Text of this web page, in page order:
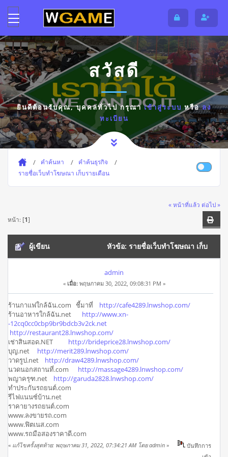
สวัสดี
ยินดีต้อนรับคุณ,บุคคลทั่วไปกรุณาเข้าสู่ระบบหรือลง
ทะเบียน
คำค้นหา
คำค้นธุรกิจ
รายชื่อเว็บทำโฆษณา เก็บรายเดือน
« หน้าที่แล้ว ต่อไป »
หน้า: [1]
ผู้เขียน หัวข้อ: รายชื่อเว็บทำโฆษณา เก็บ
admin
« เมื่อ:พฤษภาคม 30, 2022, 09:08:31 PM »
ร้านกาแฟใกล้ฉัน.com ชี้มาที่ http://cafe4289.lnwshop.com/
ร้านอาหารใกล้ฉัน.net http://www.xn-
-12cq0cc0cbp9br9bdcb3v2ck.net
http://restaurant28.lnwshop.com/
เช่าสินสอด.NET http://brideprice28.lnwshop.com/
บุญ.net http://merit289.lnwshop.com/
วาดรูป.net http://draw4289.lnwshop.com/
นวดนอกสถานที่.com http://massage4289.lnwshop.com/
พญาครุฑ.net http://garuda2828.lnwshop.com/
ทําประกันรถยนต์.com
รีไฟแนนซ์บ้าน.net
ราคายางรถยนต์.com
www.ลงขายรถ.com
www.ฟิตเนส.com
www.รถมือสองราคาดี.com
« แก้ไขครั้งสุดท้าย: พฤษภาคม 31, 2022, 07:34:21 AM โดย admin »
บันทึกการ